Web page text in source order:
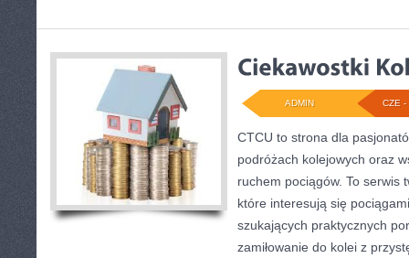
CZE -
ADMIN
CTCU to strona dla
podróżach kolejowych oraz
ruchem pociągów. To serwis
które interesują się
szukających praktycznych
zamiłowanie do kolei z